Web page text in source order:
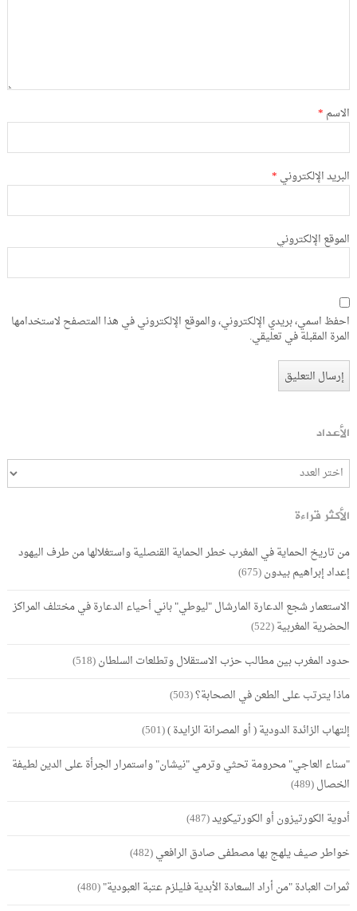
الاسم *
البريد الإلكتروني *
الموقع الإلكتروني
احفظ اسمي، بريدي الإلكتروني، والموقع الإلكتروني في هذا المتصفح لاستخدامها
المرة المقبلة في تعليقي.
الأعداد
الأكثر قراءة
من تاريخ الحماية في المغرب خطر الحماية القنصلية واستغلالها من طرف اليهود
إعداد إبراهيم بيدون(675)
الاستعمار شجع الدعارة المارشال "ليوطي" باني أحياء الدعارة في مختلف المراكز
الحضرية المغربية(522)
حدود المغرب بين مطالب حزب الاستقلال وتطلعات السلطان(518)
ماذا يترتب على الطعن في الصحابة؟(503)
إلتهاب الزائدة الدودية ( أو المصرانة الزايدة )(501)
"سناء العاجي" محرومة تحثي وترمي "نيشان" واستمرار الجرأة على الدين لطيفة
الخصال(489)
أدوية الكورتيزون أو الكورتيكويد(487)
خواطر صيف يلهج بها مصطفى صادق الرافعي(482)
ثمرات العبادة "من أراد السعادة الأبدية فليلزم عتبة العبودية"(480)